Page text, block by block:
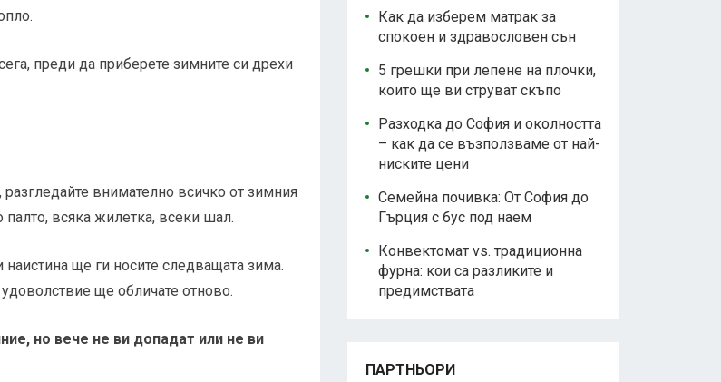
преди да приберете зимните си дрехи
внимателно всичко от зимния
палто, всяка жилетка, всеки шал.
наистина ще ги носите следващата зима.
ще обличате отново.
но вече не ви допадат или не ви
Как да изберем матрак за
спокоен и здравословен сън
5 грешки при лепене на плочки,
които ще ви струват скъпо
Разходка до София и околността
– как да се възползваме от най-
ниските цени
Семейна почивка: От София до
Гърция с бус под наем
Конвектомат vs. традиционна
фурна: кои са разликите и
предимствата
ПАРТНЬОРИ